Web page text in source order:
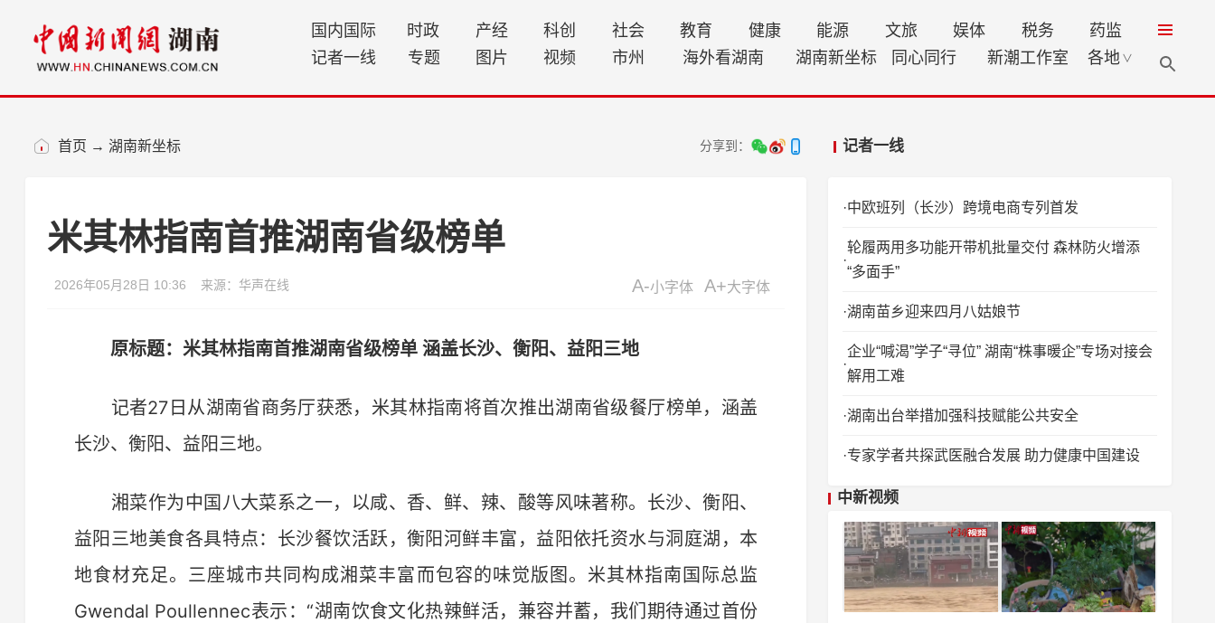
国内国际 时政 产经 科创 社会 教育 健康 能源 文旅 娱体 税务
药监
记者一线
专题 图片 视频 市州 海外看湖南 湖南新坐标 同心同行 新潮工作室 各地 ∨
首页 → 湖南新坐标 分享到： 记者一线
米其林指南首推湖南省级榜单
2026年05月28日 10:36 来源：华声在线 A-小字体 A+大字体
原标题：米其林指南首推湖南省级榜单 涵盖长沙、衡阳、益阳三地
记者27日从湖南省商务厅获悉，米其林指南将首次推出湖南省级餐厅榜单，涵盖
长沙、衡阳、益阳三地。
湘菜作为中国八大菜系之一，以咸、香、鲜、辣、酸等风味著称。长沙、衡阳、
益阳三地美食各具特点：长沙餐饮活跃，衡阳河鲜丰富，益阳依托资水与洞庭湖，本
地食材充足。三座城市共同构成湘菜丰富而包容的味觉版图。米其林指南国际总监
Gwendal Poullennec表示：“湖南饮食文化热辣鲜活，兼容并蓄，我们期待通过首份
中欧班列（长沙）跨境电商专列首发
轮履两用多功能开带机批量交付 森林防火增添
“多面手”
湖南苗乡迎来四月八姑娘节
企业“喊渴”学子“寻位” 湖南“株事暖企”专场对接会
解用工难
湖南出台举措加强科技赋能公共安全
专家学者共探武医融合发展 助力健康中国建设
中新视频